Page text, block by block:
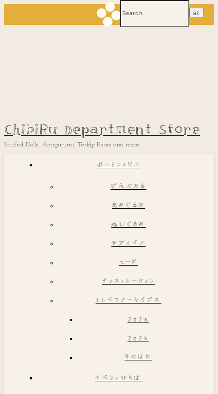
ChibiRu Department Store
Stuffed Dolls, Amigurumi, Teddy Bears and more
ポートフォリオ
ぜんぶみる
あみぐるみ
ぬいぐるみ
テディベア
モード
イラストレーション
としべつアーカイブス
2026
2025
そのほか
イベントひろば